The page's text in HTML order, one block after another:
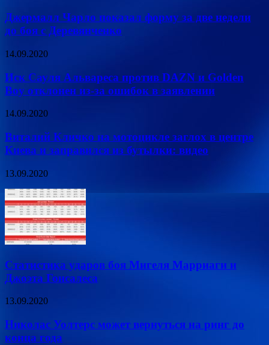
Джермалл Чарло показал форму за две недели
до боя с Деревянченко
14.09.2020
Иск Сауля Альвареса против DAZN и Golden
Boy отклонен из-за ошибок в заявлении
14.09.2020
Виталий Кличко на мотоцикле заглох в центре
Киева и заправился из бутылки: видео
13.09.2020
Статистика ударов боя Мигеля Марриаги и
Джоэта Гонсалеса
13.09.2020
Николас Уолтерс может вернуться на ринг до
конца года